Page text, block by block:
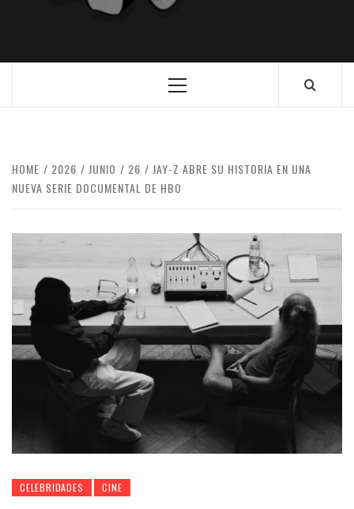
HOME 2026 JUNIO 26
JAY-Z ABRE SU HISTORIA EN UNA
NUEVA SERIE DOCUMENTAL DE HBO
CELEBRIDADES CINE